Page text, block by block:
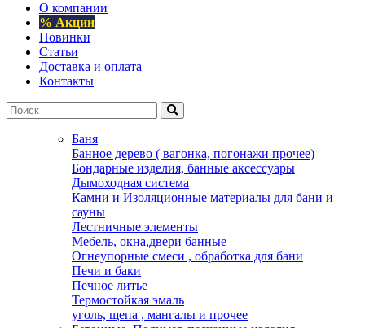
О компании
% Акции
Новинки
Статьи
Доставка и оплата
Контакты
Баня
Банное дерево ( вагонка, погонажи прочее)
Бондарные изделия, банные аксессуары
Дымоходная система
Камни и Изоляционные материалы для бани и
сауны
Лестничные элементы
Мебель, окна,двери банные
Огнеупорные смеси , обработка для бани
Печи и баки
Печное литье
Термостойкая эмаль
уголь, щепа , мангалы и прочее